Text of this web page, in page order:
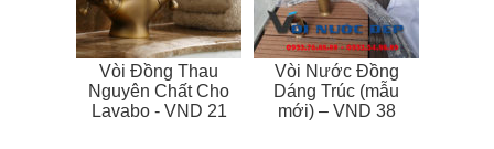
Vòi Đồng Thau
Nguyên Chất Cho
Lavabo - VND 21
Vòi Nước Đồng
Dáng Trúc (mẫu
mới) – VND 38